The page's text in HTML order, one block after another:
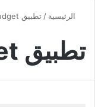
الرئيسية / تطبيق Mein Budget
تطبيق Mein Budget